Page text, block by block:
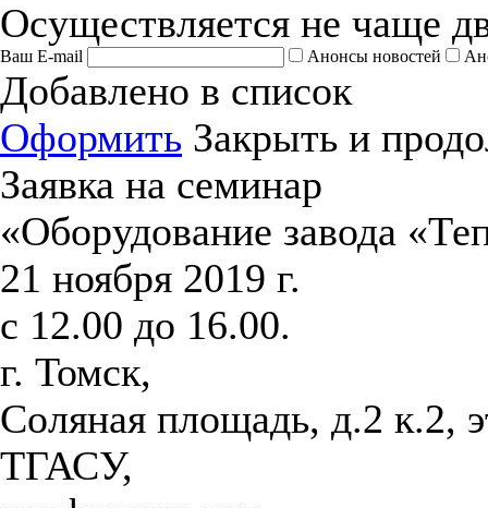
Осуществляется не чаще
Ваш E-mail Анонсы новостей
Добавлено в список
Оформить Закрыть и
Заявка на семинар
«Оборудование завода
21 ноября 2019 г.
с 12.00 до 16.00.
г. Томск,
Соляная площадь, д.2 к.2,
ТГАСУ,